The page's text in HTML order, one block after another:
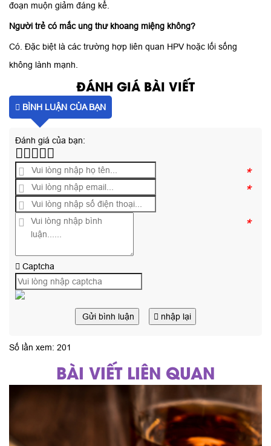
đoạn muộn giảm đáng kể.
Người trẻ có mắc ung thư khoang miệng không?
Có. Đặc biệt là các trường hợp liên quan HPV hoặc lối sống
không lành mạnh.
ĐÁNH GIÁ BÀI VIẾT
BÌNH LUẬN CỦA BẠN
Đánh giá của bạn:
*
*
*
Captcha
Gửi bình luận nhập lại
Số lần xem: 201
BÀI VIẾT LIÊN QUAN